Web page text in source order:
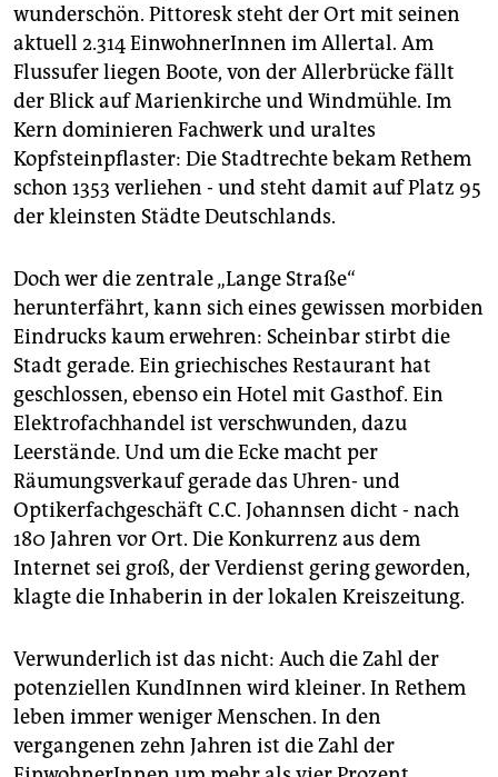
unterstützen
abo
genossenschaft
epaper login
wunderschön. Pittoresk steht der Ort mit seinen
aktuell 2.314 EinwohnerInnen im Allertal. Am
Flussufer liegen Boote, von der Allerbrücke fällt
der Blick auf Marienkirche und Windmühle. Im
Kern dominieren Fachwerk und uraltes
Kopfsteinpflaster: Die Stadtrechte bekam Rethem
schon 1353 verliehen - und steht damit auf Platz 95
der kleinsten Städte Deutschlands.
Doch wer die zentrale „Lange Straße“
herunterfährt, kann sich eines gewissen morbiden
Eindrucks kaum erwehren: Scheinbar stirbt die
Stadt gerade. Ein griechisches Restaurant hat
geschlossen, ebenso ein Hotel mit Gasthof. Ein
Elektrofachhandel ist verschwunden, dazu
Leerstände. Und um die Ecke macht per
Räumungsverkauf gerade das Uhren- und
Optikerfachgeschäft C.C. Johannsen dicht - nach
180 Jahren vor Ort. Die Konkurrenz aus dem
Internet sei groß, der Verdienst gering geworden,
klagte die Inhaberin in der lokalen Kreiszeitung.
Verwunderlich ist das nicht: Auch die Zahl der
potenziellen KundInnen wird kleiner. In Rethem
leben immer weniger Menschen. In den
vergangenen zehn Jahren ist die Zahl der